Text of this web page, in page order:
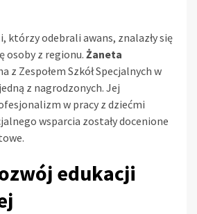
którzy odebrali awans, znalazły się
osoby z regionu. Żaneta
z Zespołem Szkół Specjalnych w
z nagrodzonych. Jej
w pracy z dziećmi
wsparcia zostały docenione
edukacji